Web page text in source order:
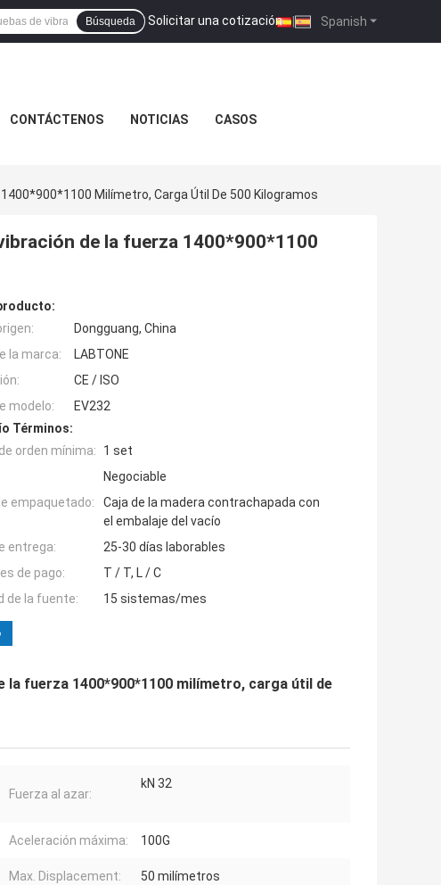
Spanish
Solicitar una cotización |
Búsqueda
CONTÁCTENOS NOTICIAS CASOS
Milímetro, Carga Útil De 500 Kilogramos
de la fuerza 1400*900*1100
Dongguang, China
la marca:
LABTONE
CE / ISO
modelo:
EV232
Términos:
orden mínima:
1 set
Negociable
empaquetado:
Caja de la madera contrachapada con
el embalaje del vacío
entrega:
25-30 días laborables
de pago:
T / T, L / C
de la fuente:
15 sistemas/mes
la fuerza 1400*900*1100 milímetro, carga útil de
Fuerza al azar:
kN 32
Aceleración máxima: 100G
Max. Displacement: 50 milímetros